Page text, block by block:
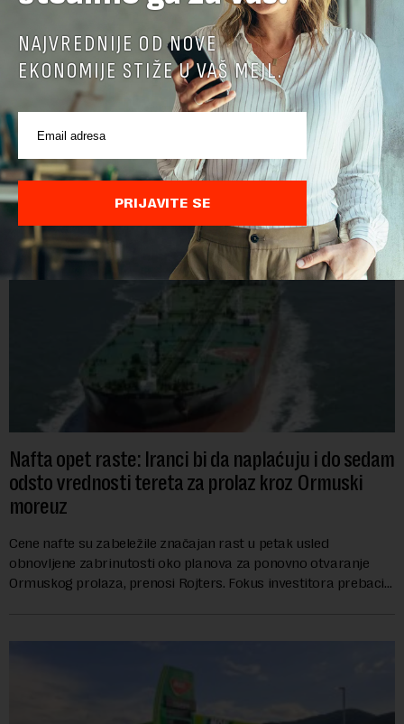
POVEZANI SADRŽAJI
Nafta opet raste: Iranci bi da naplaćuju i do sedam
odsto vrednosti tereta za prolaz kroz Ormuski
moreuz
Cene nafte su zabeležile značajan rast u petak usled
obnovljene zabrinutosti oko planova za ponovno otvaranje
Ormuskog prolaza, prenosi Rojters. Fokus investitora prebacio
NAJVREDNIJE OD NOVE
EKONOMIJE STIŽE U VAŠ MEJL.
PRIJAVITE SE